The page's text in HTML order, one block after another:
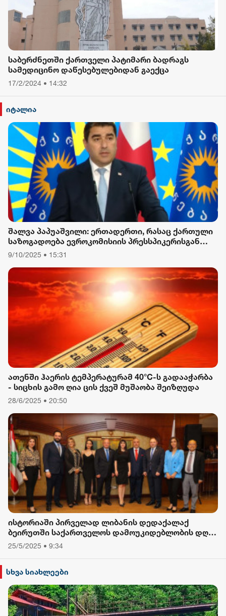
საბერძნეთში ქართველი პატიმარი ბადრაგს
სამედიცინო დაწესებულებიდან გაექცა
17/2/2024 • 14:32
იტალია
შალვა პაპუაშვილი: ერთადერთი, რასაც ქართული
საზოგადოება ევროკომისიის პრესსპიკერისგან
მოელის, არის ბოდიში ხელისუფლების დამხობის
გამო
9/10/2025 • 15:31
ათენში ჰაერის ტემპერატურამ 40°C-ს გადააჭარბა
- სიცხის გამო ღია ცის ქვეშ მუშაობა შეიზღუდა
28/6/2025 • 20:50
ისტორიაში პირველად ლიბანის დედაქალაქ
ბეირუთში საქართველოს დამოუკიდებლობის დღე
აღინიშნა
25/5/2025 • 9:34
სხვა სიახლეები